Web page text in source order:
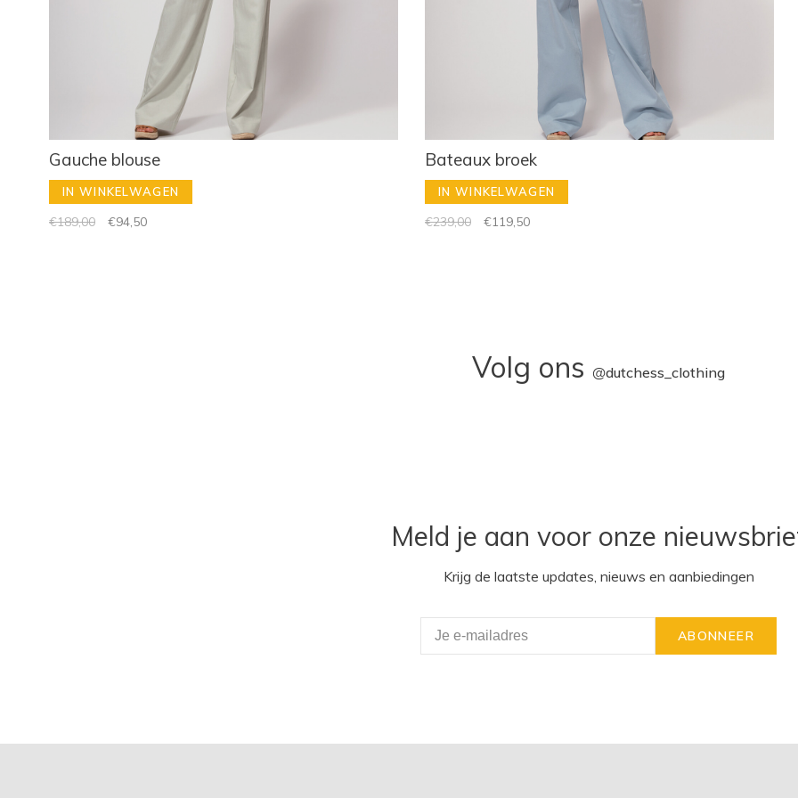
Gauche blouse
IN WINKELWAGEN
€189,00 €94,50
Bateaux broek
IN WINKELWAGEN
€239,00 €119,50
Volg ons @dutchess_clothing
Meld je aan voor onze
Krijg de laatste updates, nieuws en aanbiedingen
ABONNEER